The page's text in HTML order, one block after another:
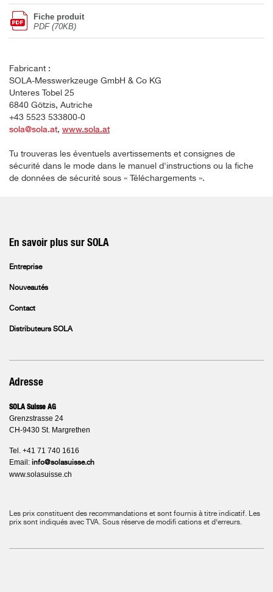
Fiche produit
PDF (70KB)
Fabricant :
SOLA-Messwerkzeuge GmbH & Co KG
Unteres Tobel 25
6840 Götzis, Autriche
+43 5523 533800-0
sola@sola.at, www.sola.at
Tu trouveras les éventuels avertissements et consignes de
sécurité dans le mode dans le manuel d'instructions ou la fiche
de données de sécurité sous « Téléchargements ».
En savoir plus sur SOLA
Entreprise
Nouveautés
Contact
Distributeurs SOLA
Adresse
SOLA Suisse AG
Grenzstrasse 24
CH-9430 St. Margrethen
Tel. +41 71 740 1616
Email: info@solasuisse.ch
www.solasuisse.ch
Les prix constituent des recommandations et sont fournis à titre indicatif. Les
prix sont indiqués avec TVA. Sous réserve de modifi cations et d‘erreurs.